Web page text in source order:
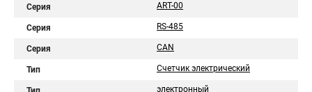
Серия АRT-00
Серия RS-485
Серия CAN
Тип Счетчик электрический
электронный